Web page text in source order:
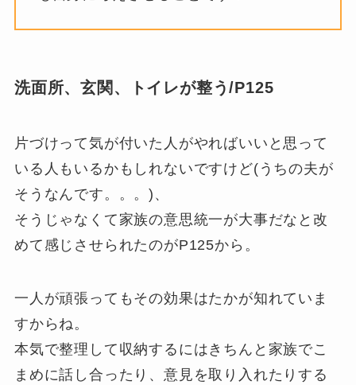
洗面所、玄関、トイレが整う/P125
片づけって気が付いた人がやればいいと思って
いる人もいるかもしれないですけど(うちの夫が
そうなんです。。。)、
そうじゃなくて家族の意思統一が大事だなと改
めて感じさせられたのがP125から。
一人が頑張ってもその効果はたかが知れていま
すからね。
本気で整理して収納するにはきちんと家族でこ
まめに話し合ったり、意見を取り入れたりする